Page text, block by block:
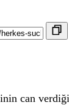
can